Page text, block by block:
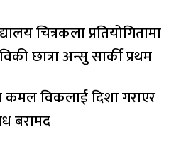
चित्रकला प्रतियोगितामा
छात्रा अन्सु सार्की प्रथम
कमल विकलाई दिशा गराएर
बरामद